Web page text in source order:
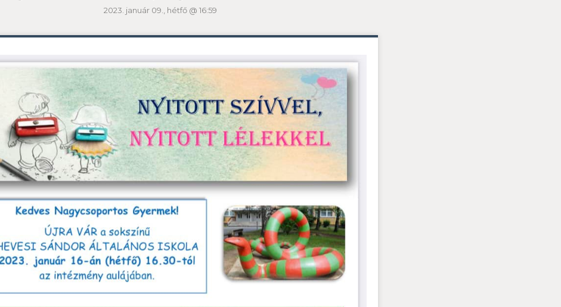
2023. január 09., hétfő @ 16:59